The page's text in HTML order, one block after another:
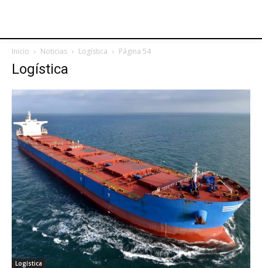
Inicio Noticias Logística Página 54
Logística
Logística